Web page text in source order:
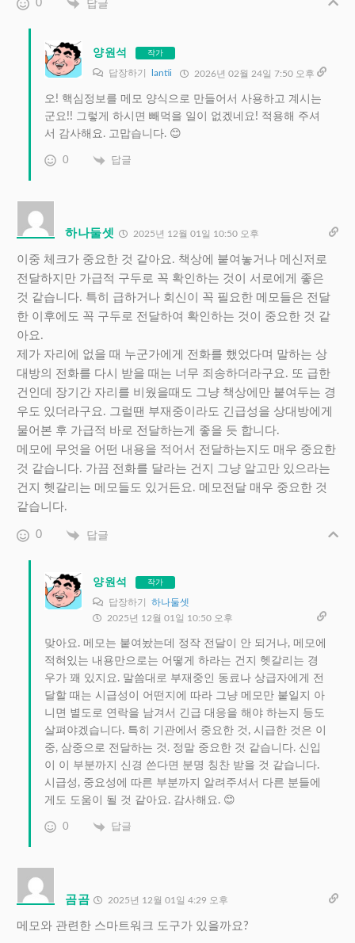
0 답글
양원석 작가
답장하기 lantii 2026년 02월 24일 7:50 오후
오! 핵심정보를 메모 양식으로 만들어서 사용하고 계시는
군요!! 그렇게 하시면 빼먹을 일이 없겠네요! 적용해 주셔
서 감사해요. 고맙습니다. 😊
0 답글
하나둘셋 2025년 12월 01일 10:50 오후
이중 체크가 중요한 것 같아요. 책상에 붙여놓거나 메신저로
전달하지만 가급적 구두로 꼭 확인하는 것이 서로에게 좋은
것 같습니다. 특히 급하거나 회신이 꼭 필요한 메모들은 전달
한 이후에도 꼭 구두로 전달하여 확인하는 것이 중요한 것 같
아요.
제가 자리에 없을 때 누군가에게 전화를 했었다며 말하는 상
대방의 전화를 다시 받을 때는 너무 죄송하더라구요. 또 급한
건인데 장기간 자리를 비웠을때도 그냥 책상에만 붙여두는 경
우도 있더라구요. 그럴땐 부재중이라도 긴급성을 상대방에게
물어본 후 가급적 바로 전달하는게 좋을 듯 합니다.
메모에 무엇을 어떤 내용을 적어서 전달하는지도 매우 중요한
것 같습니다. 가끔 전화를 달라는 건지 그냥 알고만 있으라는
건지 헷갈리는 메모들도 있거든요. 메모전달 매우 중요한 것
같습니다.
0 답글
양원석 작가
답장하기 하나둘셋
2025년 12월 01일 10:50 오후
맞아요. 메모는 붙여놨는데 정작 전달이 안 되거나, 메모에
적혀있는 내용만으로는 어떻게 하라는 건지 헷갈리는 경
우가 꽤 있지요. 말씀대로 부재중인 동료나 상급자에게 전
달할 때는 시급성이 어떤지에 따라 그냥 메모만 붙일지 아
니면 별도로 연락을 남겨서 긴급 대응을 해야 하는지 등도
살펴야겠습니다. 특히 기관에서 중요한 것, 시급한 것은 이
중, 삼중으로 전달하는 것. 정말 중요한 것 같습니다. 신입
이 이 부분까지 신경 쓴다면 분명 칭찬 받을 것 같습니다.
시급성, 중요성에 따른 부분까지 알려주셔서 다른 분들에
게도 도움이 될 것 같아요. 감사해요. 😊
0 답글
곰곰 2025년 12월 01일 4:29 오후
메모와 관련한 스마트워크 도구가 있을까요?